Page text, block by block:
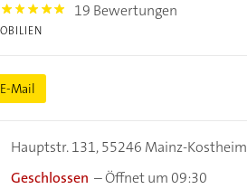
5.0 19 Bewertungen
E-Mail
Hauptstr. 131,55246 Mainz-Kostheim
Geschlossen –Öffnet um 09:30